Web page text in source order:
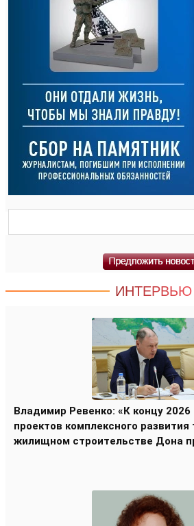
ИНТЕРВЬЮ
Владимир Ревенко: «К концу 2026
проектов комплексного развития
жилищном строительстве Дона